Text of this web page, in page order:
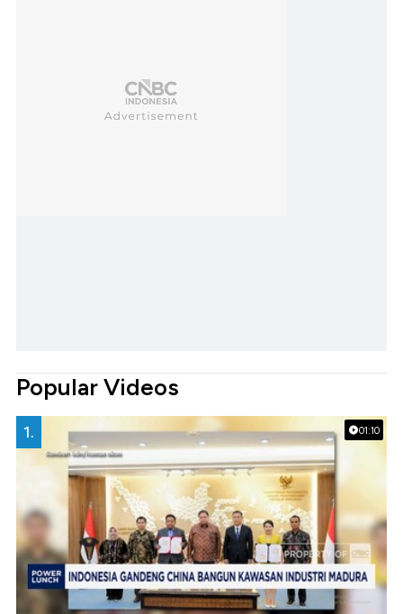
Popular Videos
01:10
1.